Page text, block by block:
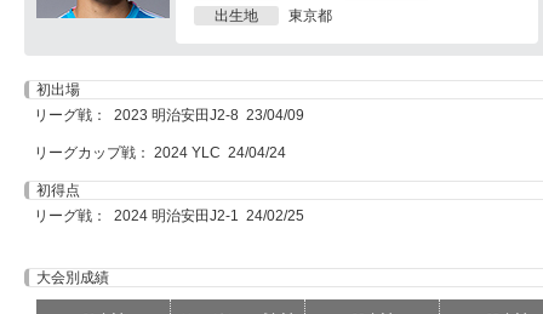
出生地
東京都
初出場
リーグ戦： 2023 明治安田J2-8 23/04/09
リーグカップ戦： 2024 YLC 24/04/24
初得点
リーグ戦： 2024 明治安田J2-1 24/02/25
大会別成績